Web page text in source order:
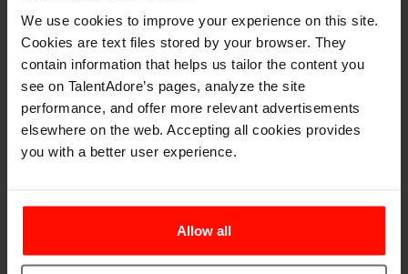
We use cookies to improve your experience on this site.
Cookies are text files stored by your browser. They
contain information that helps us tailor the content you
see on TalentAdore’s pages, analyze the site
performance, and offer more relevant advertisements
elsewhere on the web. Accepting all cookies provides
you with a better user experience.
Allow all
Datan omistajuus